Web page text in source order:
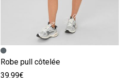
Image précédente
Image suivante
Robe pull côtelée
39.99€